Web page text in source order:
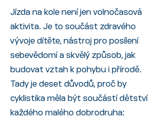
Jízda na kole není jen volnočasová
aktivita. Je to součást zdravého
vývoje dítěte, nástroj pro posílení
sebevědomí a skvělý způsob, jak
budovat vztah k pohybu i přírodě.
Tady je deset důvodů, proč by
cyklistika měla být součástí dětství
každého malého dobrodruha: